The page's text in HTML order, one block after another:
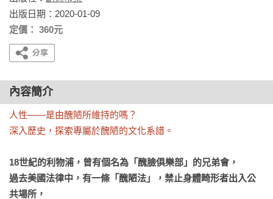
出版日期：2020-01-09
定價： 360元
內容簡介
人性——是由醜陋所維持的嗎？
深入歷史，探索專屬於醜陋的文化系譜。
18世紀的利物浦，曾有個名為「醜臉俱樂部」的兄弟會，
過去美國法律中，有一條「醜陋法」，禁止身體畸形者出入公
共場所，